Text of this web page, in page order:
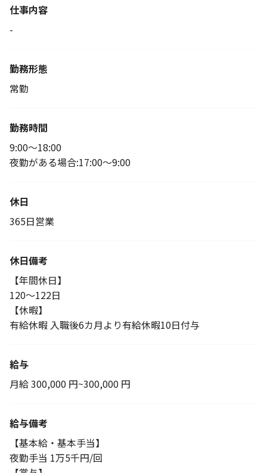
仕事内容
-
勤務形態
常勤
勤務時間
9:00～18:00
夜勤がある場合:17:00～9:00
休日
365日営業
休日備考
【年間休日】
120～122日
【休暇】
有給休暇 入職後6カ月より有給休暇10日付与
給与
月給 300,000 円~300,000 円
給与備考
【基本給・基本手当】
夜勤手当 1万5千円/回